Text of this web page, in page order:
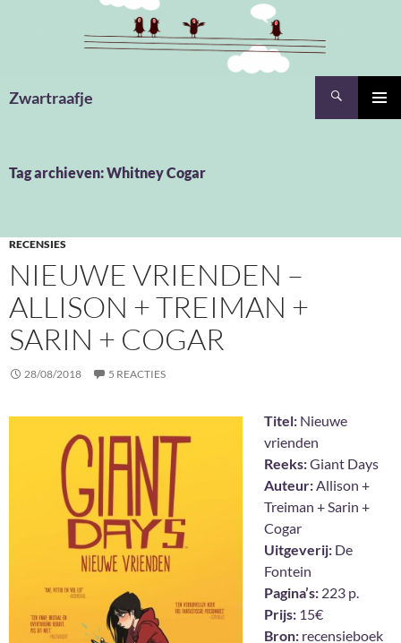
Zwartraafje
Tag archieven: Whitney Cogar
RECENSIES
NIEUWE VRIENDEN –
ALLISON + TREIMAN +
SARIN + COGAR
28/08/2018 5 REACTIES
Titel: Nieuwe
vrienden
Reeks:Giant Days
Auteur:Allison +
Treiman + Sarin +
Cogar
Uitgeverij: De
Fontein
Pagina’s: 223 p.
Prijs: 15€
Bron: recensieboek